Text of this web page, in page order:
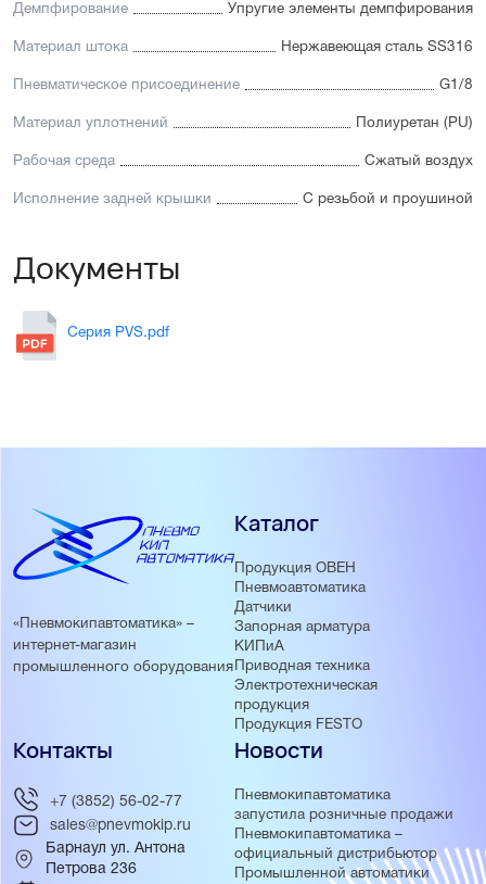
Демпфирование Упругие элементы демпфирования
Материал штока Нержавеющая сталь SS316
Пневматическое присоединение G1/8
Материал уплотнений Полиуретан (PU)
Рабочая среда Сжатый воздух
Исполнение задней крышки С резьбой и проушиной
Документы
Серия PVS.pdf
«Пневмокипавтоматика» –
интернет-магазин
промышленного оборудования
Каталог
Продукция ОВЕН
Пневмоавтоматика
Датчики
Запорная арматура
КИПиА
Приводная техника
Электротехническая
продукция
Продукция FESTO
Новости
Пневмокипавтоматика
запустила розничные продажи
Пневмокипавтоматика –
официальный дистрибьютор
Промышленной автоматики
Контакты
+7 (3852) 56-02-77
sales@pnevmokip.ru
Барнаул ул. Антона
Петрова 236